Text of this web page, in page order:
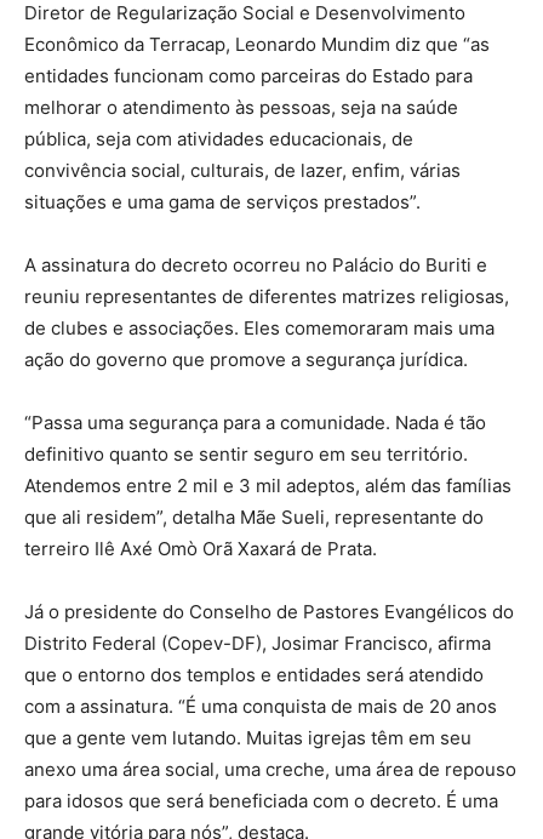
Diretor de Regularização Social e Desenvolvimento
Econômico da Terracap, Leonardo Mundim diz que “as
entidades funcionam como parceiras do Estado para
melhorar o atendimento às pessoas, seja na saúde
pública, seja com atividades educacionais, de
convivência social, culturais, de lazer, enfim, várias
situações e uma gama de serviços prestados”.
A assinatura do decreto ocorreu no Palácio do Buriti e
reuniu representantes de diferentes matrizes religiosas,
de clubes e associações. Eles comemoraram mais uma
ação do governo que promove a segurança jurídica.
“Passa uma segurança para a comunidade. Nada é tão
definitivo quanto se sentir seguro em seu território.
Atendemos entre 2 mil e 3 mil adeptos, além das famílias
que ali residem”, detalha Mãe Sueli, representante do
terreiro Ilê Axé Omò Orã Xaxará de Prata.
Já o presidente do Conselho de Pastores Evangélicos do
Distrito Federal (Copev-DF), Josimar Francisco, afirma
que o entorno dos templos e entidades será atendido
com a assinatura. “É uma conquista de mais de 20 anos
que a gente vem lutando. Muitas igrejas têm em seu
anexo uma área social, uma creche, uma área de repouso
para idosos que será beneficiada com o decreto. É uma
grande vitória para nós”, destaca.